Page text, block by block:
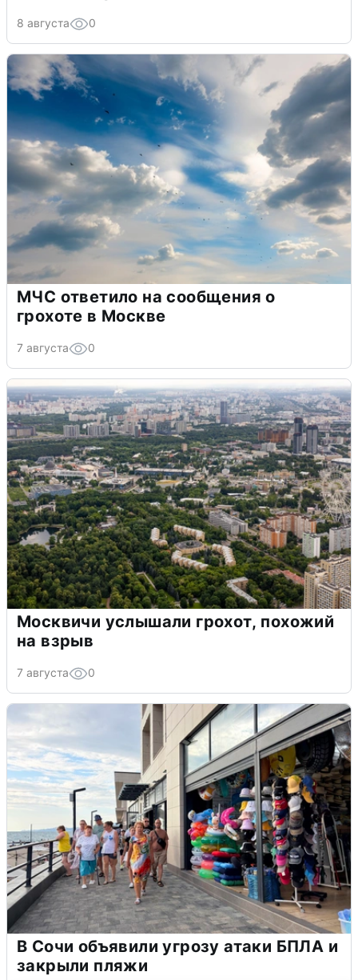
8 августа 0
МЧС ответило на сообщения о
грохоте в Москве
7 августа 0
Москвичи услышали грохот, похожий
на взрыв
7 августа 0
В Сочи объявили угрозу атаки БПЛА и
закрыли пляжи